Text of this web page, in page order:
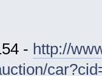
- http://